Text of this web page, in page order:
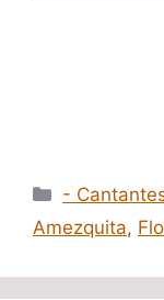
Categorías
-
Amezquita,